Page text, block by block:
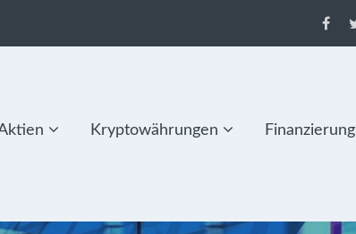
Kryptowährungen Finanzierung